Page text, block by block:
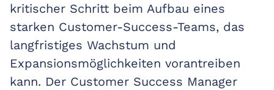
kritischer Schritt beim Aufbau eines
starken Customer-Success-Teams, das
langfristiges Wachstum und
Expansionsmöglichkeiten vorantreiben
kann. Der Customer Success Manager